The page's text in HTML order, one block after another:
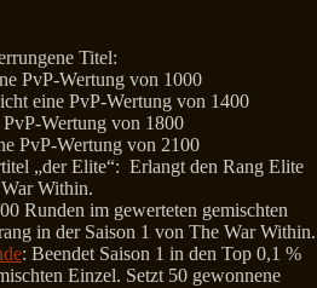
Titel:
PvP-Wertung von 1000
eine PvP-Wertung von 1400
Wertung von 1800
PvP-Wertung von 2100
„der Elite“: Erlangt den Rang Elite
Within.
Runden im gewerteten gemischten
in der Saison 1 von The War Within.
: Beendet Saison 1 in den Top 0,1 %
Einzel. Setzt 50 gewonnene